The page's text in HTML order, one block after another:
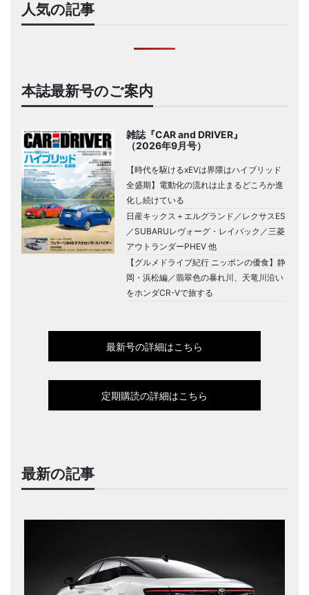
人気の記事
本誌最新号のご案内
雑誌『CAR and DRIVER』
（2026年9月号）
【時代を駆けるxEVは界隈はハイブリッド
全盛期】電動化の流れは止まるどころか進
化し続けている
日産キックス＋エルグランド／レクサスES
／SUBARUレヴォーグ・レイバック／三菱
アウトランダーPHEV 他
【グルメドライブ紀行 ニッポンの優食】静
岡・浜松編／翡翠色の暴れ川、天竜川沿い
をホンダCR-Vで旅する
最新号の詳細はこちら
定期購読の詳細はこちら
最新の記事